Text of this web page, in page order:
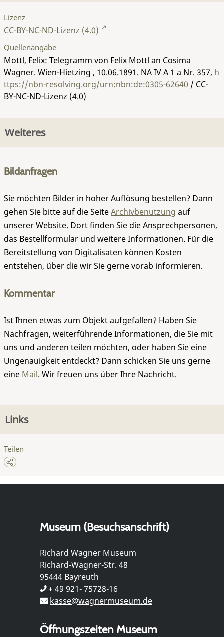
Lizenz
CC-BY-NC-ND-Lizenz (4.0)
Quellenangabe
Mottl, Felix: Telegramm von Felix Mottl an Cosima
Wagner. Wien-Hietzing , 10.06.1891. NA IV A 1 a Nr. 357, h
ttps://nbn-resolving.org/urn:nbn:de:0305-62640 / CC-
BY-NC-ND-Lizenz (4.0)
Weiteres
Bildanfragen
Sie möchten Bilder in hoher Auflösung bestellen? Dann
gehen Sie bitte auf die SeiteArchivbenutzung auf
unserer Website. Dort finden Sie die Ansprechpersonen,
das Bestellformular und weitere Informationen. Für die
Bereitstellung von Digitalisaten können Kosten
entstehen, über die wir Sie gerne vorab informieren.
Kommentar
Ist Ihnen etwas zum Objekt aufgefallen? Haben Sie
Nachfragen, weiterführende Informationen, die Sie mit
uns und anderen teilen möchten, oder haben Sie eine
Ungenauigkeit entdeckt? Dann schicken Sie uns gerne
eine Mail. Wir freuen uns über Ihre Nachricht.
Links
Teilen
Museum (Besuchsanschrift)
Richard Wagner Museum
Richard-Wagner-Str. 48
95444 Bayreuth
+ 49 921- 75728-16
kasse@wagnermuseum.de
Öffnungszeiten Museum